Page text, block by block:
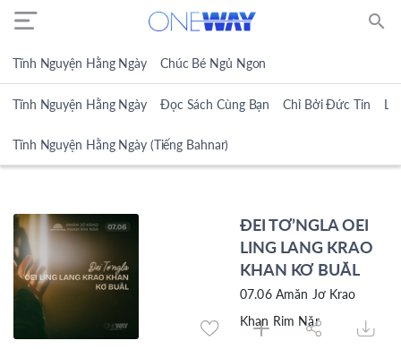
search
Tĩnh Nguyện Hằng Ngày Chúc Bé Ngủ Ngon
Tĩnh Nguyện Hằng Ngày Đọc Sách Cùng Bạn Chỉ Bởi Đức Tin
Tĩnh Nguyện Hằng Ngày (Tiếng Bahnar)
ĐEI TƠ’NGLA OEI
LING LANG KRAO
KHAN KƠ BUĂL
07.06 Amăn Jơ Krao
Khan Rim Năr